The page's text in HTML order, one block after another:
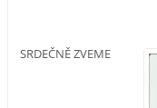
SRDEČNĚ ZVEME